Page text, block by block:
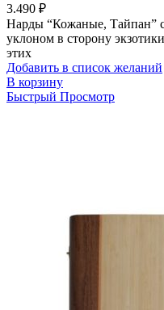
3.490 ₽
Нарды “Кожаные, Тайпан”
уклоном в сторону
этих
Добавить в список желаний
В корзину
Быстрый Просмотр